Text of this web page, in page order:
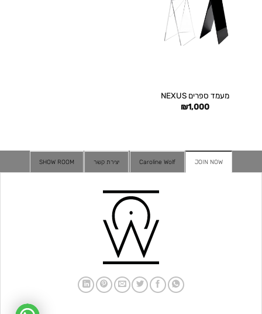
מעמד ספרים NEXUS
₪1,000
JOIN NOW
Caroline Wolf יצירת קשר SHOW ROOM